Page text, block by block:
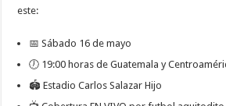
este:
📅 Sábado 16 de mayo
🕖 19:00 horas de Guatemala y
🏟️ Estadio Carlos Salazar Hijo